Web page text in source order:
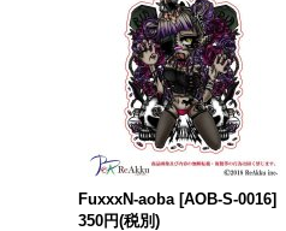
FuxxxN-aoba [AOB-S-0016]
350円(税別)